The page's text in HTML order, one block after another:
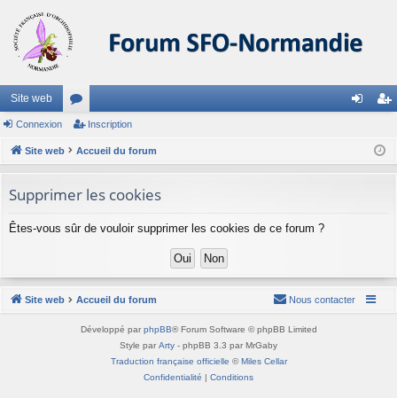
Site web
or
u
s
cri
Connexion Inscription
Site web Accueil du forum
Supprimer les cookies
Êtes-vous sûr de vouloir supprimer les cookies de ce forum ?
Site web Accueil du forum Nous contacter
Développé par phpBB® Forum Software © phpBB Limited
Style par Arty - phpBB 3.3 par MrGaby
Traduction française officielle ©Miles Cellar
Confidentialité | Conditions